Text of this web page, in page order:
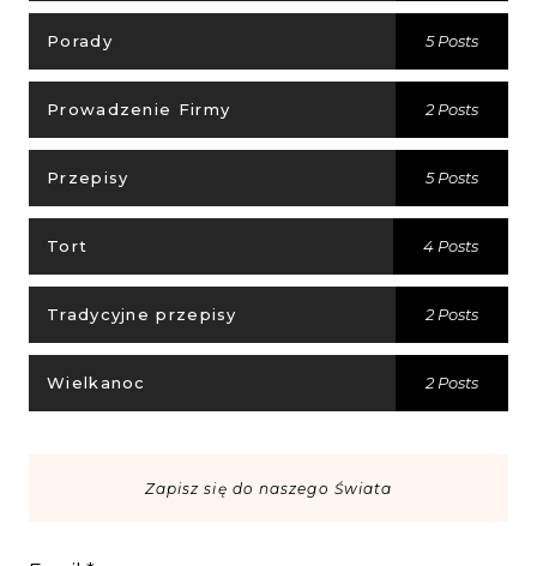
Porady 5 Posts
Prowadzenie Firmy 2 Posts
Przepisy 5 Posts
Tort 4 Posts
Tradycyjne przepisy 2 Posts
Wielkanoc 2 Posts
Zapisz się do naszego Świata